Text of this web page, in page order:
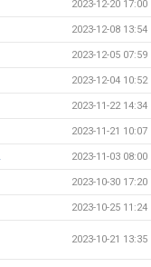
2023-12-20 17:00
2023-12-08 13:54
2023-12-05 07:59
2023-12-04 10:52
2023-11-22 14:34
2023-11-21 10:07
2023-11-03 08:00
2023-10-30 17:20
2023-10-25 11:24
2023-10-21 13:35